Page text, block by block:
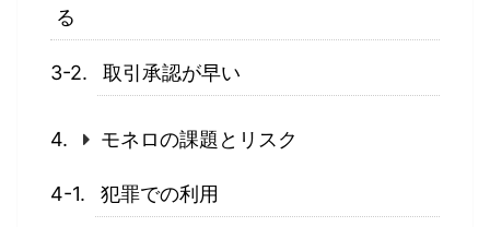
る
取引承認が早い
モネロの課題とリスク
犯罪での利用